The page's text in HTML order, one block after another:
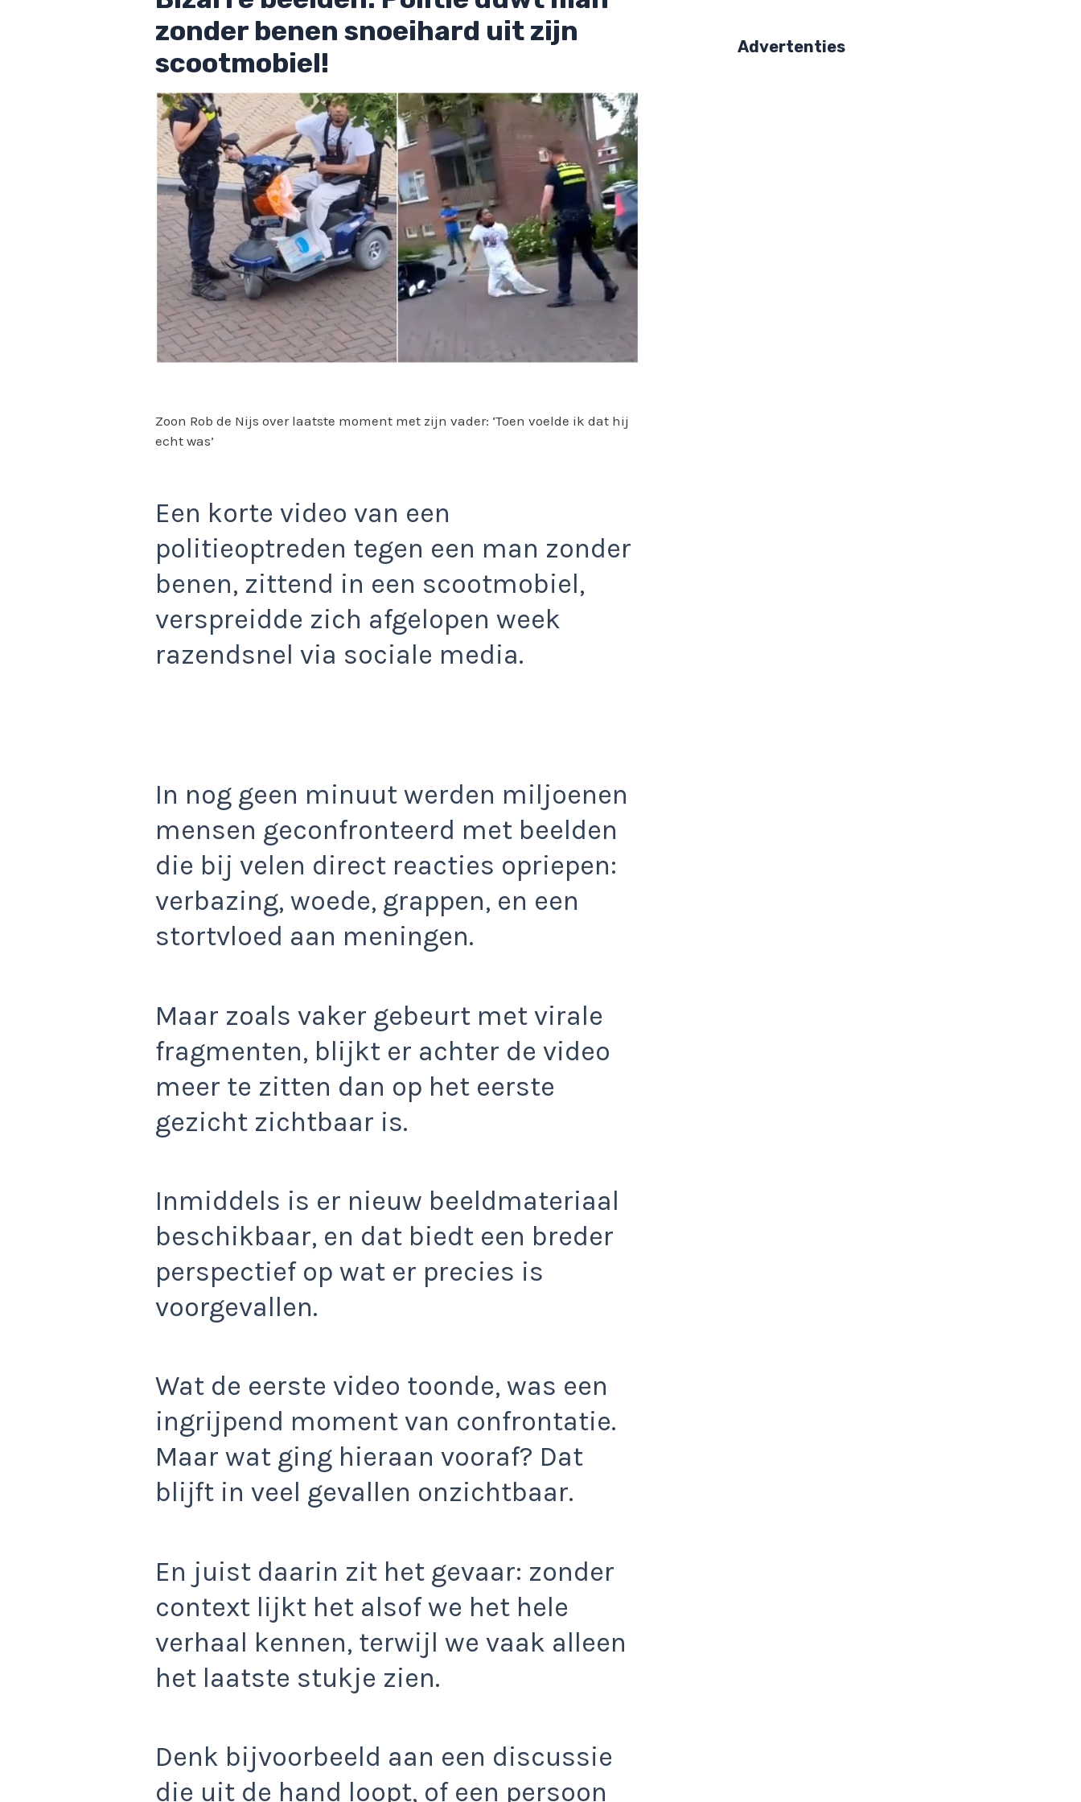
zonder benen snoeihard uit zijn
scootmobiel!
Zoon Rob de Nijs over laatste moment met zijn vader: ‘Toen voelde ik dat hij
echt was’
Een korte video van een
politieoptreden tegen een man zonder
benen, zittend in een scootmobiel,
verspreidde zich afgelopen week
razendsnel via sociale media.
In nog geen minuut werden miljoenen
mensen geconfronteerd met beelden
die bij velen direct reacties opriepen:
verbazing, woede, grappen, en een
stortvloed aan meningen.
Maar zoals vaker gebeurt met virale
fragmenten, blijkt er achter de video
meer te zitten dan op het eerste
gezicht zichtbaar is.
Inmiddels is er nieuw beeldmateriaal
beschikbaar, en dat biedt een breder
perspectief op wat er precies is
voorgevallen.
Wat de eerste video toonde, was een
ingrijpend moment van confrontatie.
Maar wat ging hieraan vooraf? Dat
blijft in veel gevallen onzichtbaar.
En juist daarin zit het gevaar: zonder
context lijkt het alsof we het hele
verhaal kennen, terwijl we vaak alleen
het laatste stukje zien.
Denk bijvoorbeeld aan een discussie
die uit de hand loopt, of een persoon
Advertenties